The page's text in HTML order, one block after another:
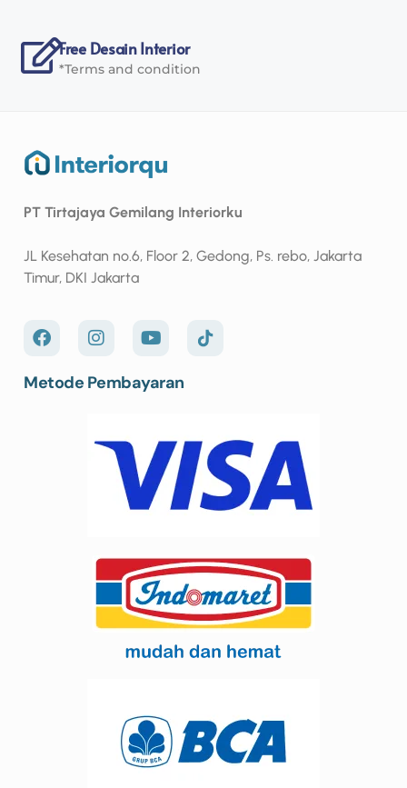
Free Desain Interior
*Terms and condition
PT Tirtajaya Gemilang Interiorku
JL Kesehatan no.6, Floor 2, Gedong, Ps. rebo, Jakarta
Timur, DKI Jakarta
Metode Pembayaran